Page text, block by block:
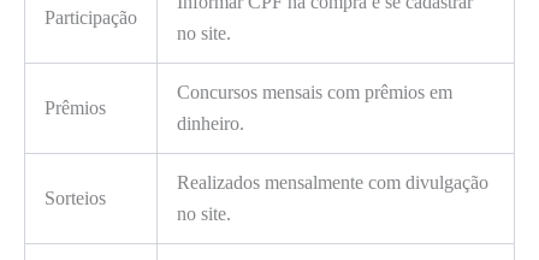
Participação
no site.
Prêmios
Concursos mensais com prêmios em
dinheiro.
Sorteios
Realizados mensalmente com divulgação
no site.